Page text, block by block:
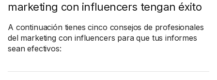
marketing con influencers tengan éxito
A continuación tienes cinco consejos de profesionales
del marketing con influencers para que tus informes
sean efectivos: